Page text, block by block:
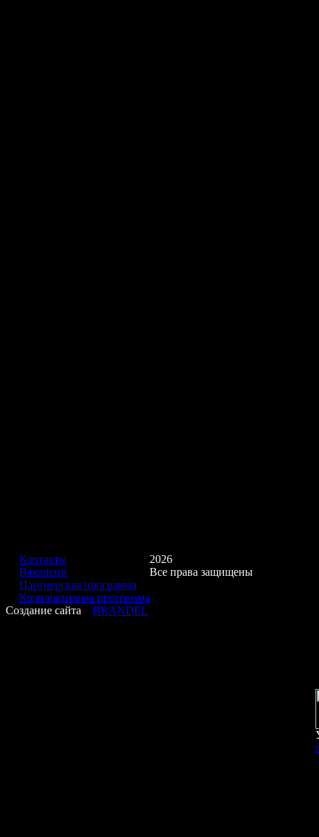
Контакты
Вакансии
Партнерская программа
Корпоративная программа
2026
Все права защищены
Создание сайта BRANDEL